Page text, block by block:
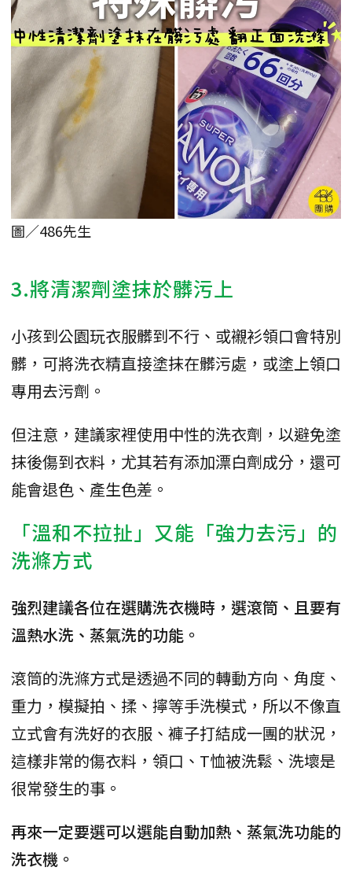
圖／486先生
3.將清潔劑塗抹於髒污上
小孩到公園玩衣服髒到不行、或襯衫領口會特別
髒，可將洗衣精直接塗抹在髒污處，或塗上領口
專用去污劑。
但注意，建議家裡使用中性的洗衣劑，以避免塗
抹後傷到衣料，尤其若有添加漂白劑成分，還可
能會退色、產生色差。
「溫和不拉扯」又能「強力去污」的
洗滌方式
強烈建議各位在選購洗衣機時，選滾筒、且要有
溫熱水洗、蒸氣洗的功能。
滾筒的洗滌方式是透過不同的轉動方向、角度、
重力，模擬拍、揉、擰等手洗模式，所以不像直
立式會有洗好的衣服、褲子打結成一團的狀況，
這樣非常的傷衣料，領口、T恤被洗鬆、洗壞是
很常發生的事。
再來一定要選可以選能自動加熱、蒸氣洗功能的
洗衣機。